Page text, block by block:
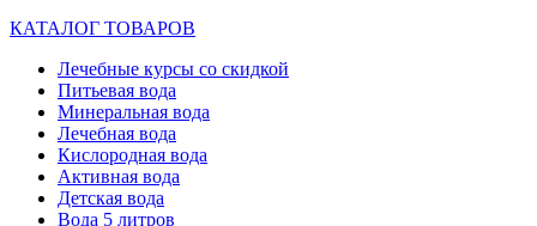
КАТАЛОГ ТОВАРОВ
Лечебные курсы со скидкой
Питьевая вода
Минеральная вода
Лечебная вода
Кислородная вода
Активная вода
Детская вода
Вода 5 литров